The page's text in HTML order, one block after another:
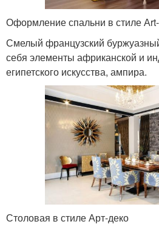
Оформление спальни в стиле
Смелый французский
себя элементы африканской и
египетского искусства, ампира.
Столовая в стиле Арт-деко